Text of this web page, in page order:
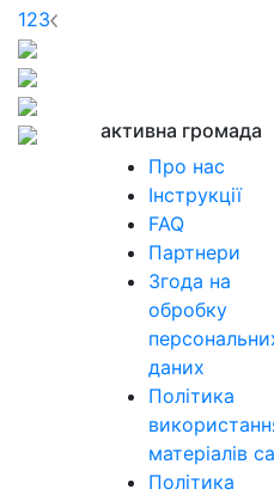
123
активна громада
Про нас
Інструкції
FAQ
Партнери
Згода на
обробку
даних
Політика
матеріалів
Політика